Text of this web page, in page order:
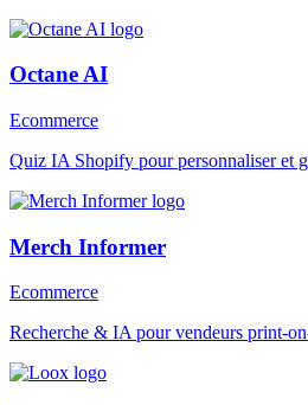
Octane AI
Ecommerce
Quiz IA Shopify pour personnaliser et
Merch Informer
Ecommerce
Recherche & IA pour vendeurs print-